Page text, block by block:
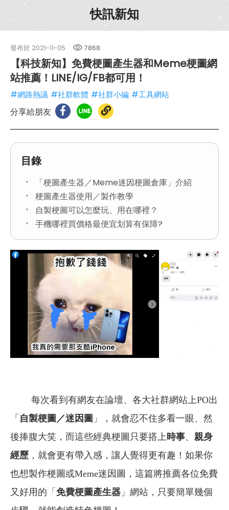
快訊新知
發布於 2021-11-05 7868
【科技新知】免費梗圖產生器和Meme梗圖網
站推薦！LINE/IG/FB都可用！
#網路熱議 #社群軟體 #社群小編 #工具網站
分享給朋友
目錄
「梗圖產生器／Meme迷因梗圖倉庫」介紹
梗圖產生器使用／製作教學
自製梗圖可以怎麼玩、用在哪裡？
手機哪裡買價格最便宜划算有保障?
每次看到有網友在論壇、各大社群網站上PO出
「 自製梗圖／迷因圖 」，就會忍不住多看一眼、然
後捧腹大笑，而這些經典梗圖只要搭上時事、 親身
經歷 ，就會更有帶入感，讓人覺得更有趣！如果你
也想製作梗圖或Meme迷因圖，這篇將推薦各位免費
又好用的「 免費梗圖產生器 」網站，只要簡單幾個